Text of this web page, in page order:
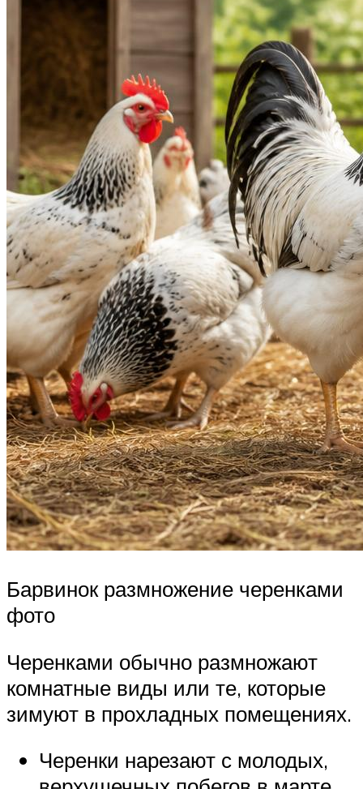
Барвинок размножение черенками
фото
Черенками обычно размножают
комнатные виды или те, которые
зимуют в прохладных помещениях.
Черенки нарезают с молодых,